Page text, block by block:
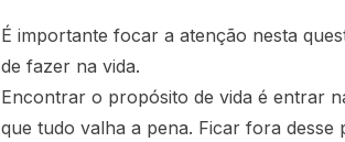
É importante focar a atenção nesta
de fazer na vida.
Encontrar o propósito de vida é entrar
que tudo valha a pena. Ficar fora